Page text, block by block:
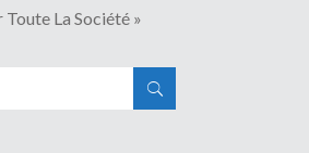
La Société »